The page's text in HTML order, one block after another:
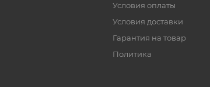
Условия оплаты
Условия доставки
Гарантия на товар
Политика